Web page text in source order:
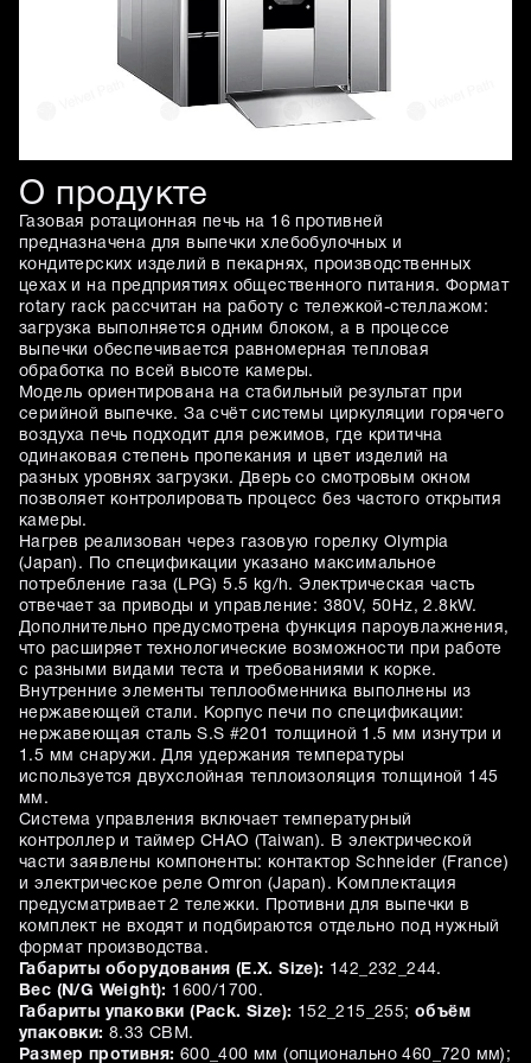
О продукте
Газовая ротационная печь на 16 противней
предназначена для выпечки хлебобулочных и
кондитерских изделий в пекарнях, производственных
цехах и на предприятиях общественного питания. Формат
rotary rack рассчитан на работу с тележкой-стеллажом:
загрузка выполняется одним блоком, а в процессе
выпечки обеспечивается равномерная тепловая
обработка по всей высоте камеры.
Модель ориентирована на стабильный результат при
серийной выпечке. За счёт системы циркуляции горячего
воздуха печь подходит для режимов, где критична
одинаковая степень пропекания и цвет изделий на
разных уровнях загрузки. Дверь со смотровым окном
позволяет контролировать процесс без частого открытия
камеры.
Нагрев реализован через газовую горелку Olympia
(Japan). По спецификации указано максимальное
потребление газа (LPG) 5.5 kg/h. Электрическая часть
отвечает за приводы и управление: 380V, 50Hz, 2.8kW.
Дополнительно предусмотрена функция пароувлажнения,
что расширяет технологические возможности при работе
с разными видами теста и требованиями к корке.
Внутренние элементы теплообменника выполнены из
нержавеющей стали. Корпус печи по спецификации:
нержавеющая сталь S.S #201 толщиной 1.5 мм изнутри и
1.5 мм снаружи. Для удержания температуры
используется двухслойная теплоизоляция толщиной 145
мм.
Система управления включает температурный
контроллер и таймер CHAO (Taiwan). В электрической
части заявлены компоненты: контактор Schneider (France)
и электрическое реле Omron (Japan). Комплектация
предусматривает 2 тележки. Противни для выпечки в
комплект не входят и подбираются отдельно под нужный
формат производства.
Габариты оборудования (E.X. Size): 142_232_244.
Вес (N/G Weight): 1600/1700.
Габариты упаковки (Pack. Size): 152_215_255;объём
упаковки: 8.33 CBM.
Размер противня: 600_400 мм (опционально 460_720 мм);